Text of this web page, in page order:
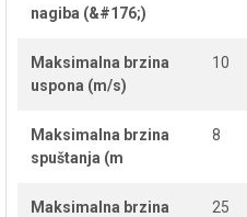
nagiba (&#176;)
Maksimalna brzina
uspona (m/s)
10
Maksimalna brzina
spuštanja (m
8
Maksimalna brzina
25